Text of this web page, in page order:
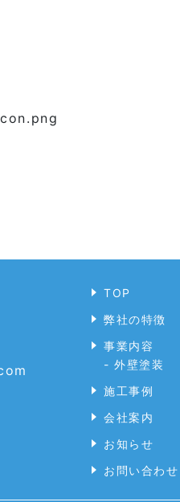
TOP
弊社の特徴
事業内容
- 外壁塗装
施工事例
会社案内
お知らせ
お問い合わせ